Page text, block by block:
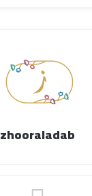
zhooraladab